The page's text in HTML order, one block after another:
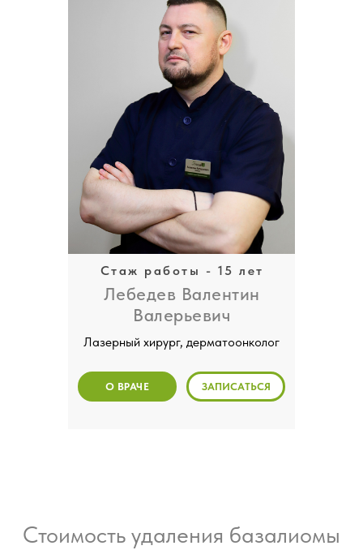
Лебедев Валентин
Валерьевич
Лазерный хирург, дерматоонколог
Стаж работы - 15 лет
О ВРАЧЕ ЗАПИСАТЬСЯ
Стоимость удаления базалиомы